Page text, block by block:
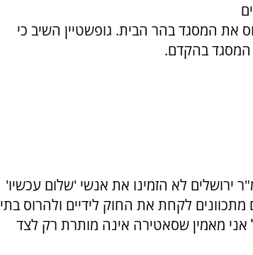
את המסגד בהר הבית. גופשטיין השיב כי
המסגד בהקדם.
ירושלים לא הזמינו את אנשי 'שלום עכשיו'
לקחת את החוק לידיים ולהרוס בתי
מאמין שסאטירה אינה מותרת רק לצד